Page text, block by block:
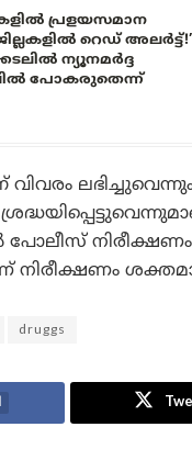
പ്രളയസമാന
റെഡ്
ന്യൂനമർദ്ദ
പോകരുതെന്ന്
വിവരം
നിരീക്ഷണം
നിരീക്ഷണം
druggs